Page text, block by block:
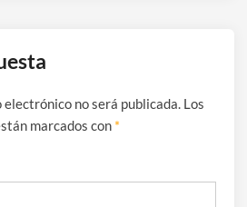
electrónico no será publicada. Los
marcados con *